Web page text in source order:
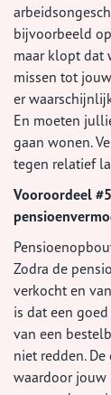
bijvoorbeeld
maar klopt dat
missen tot
er
En moeten
gaan wonen.
tegen relatief
Vooroordeel
Zodra de
verkocht en
is dat een
van een
niet redden.
waardoor jouw